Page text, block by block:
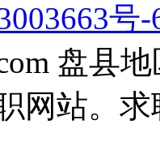
号-
盘县
网站。